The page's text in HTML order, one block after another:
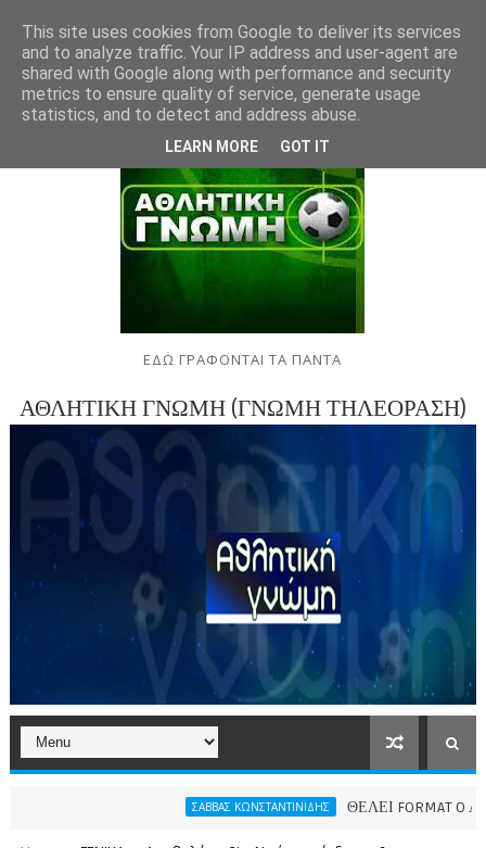
ΕΔΩ ΓΡΑΦΟΝΤΑΙ ΤΑ ΠΑΝΤΑ
ΑΘΛΗΤΙΚΗ ΓΝΩΜΗ (ΓΝΩΜΗ ΤΗΛΕΟΡΑΣΗ)
ΣΑΒΒΑΣ ΚΩΝΣΤΑΝΤΙΝΙΔΗΣ ΘΕΛΕΙ FORMAT O ΑΡΗΣ
This site uses cookies from Google to deliver its services
and to analyze traffic. Your IP address and user-agent are
shared with Google along with performance and security
metrics to ensure quality of service, generate usage
statistics, and to detect and address abuse.
LEARN MORE GOT IT